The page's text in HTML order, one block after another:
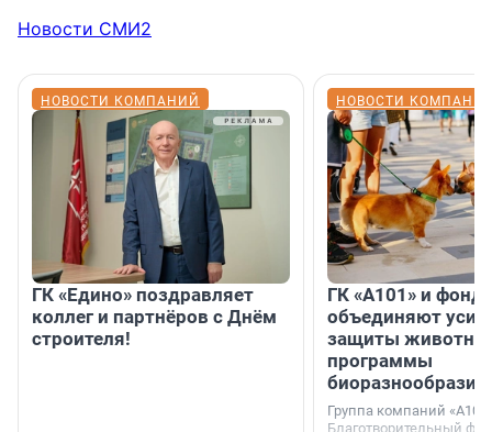
Новости СМИ2
НОВОСТИ КОМПАНИЙ
ГК «Едино» поздравляет
коллег и партнёров с Днём
строителя!
НОВОСТИ
ГК «А101» и фонд
объединяют
защиты
программы
биоразнообразия
Группа компаний
Благотворительный